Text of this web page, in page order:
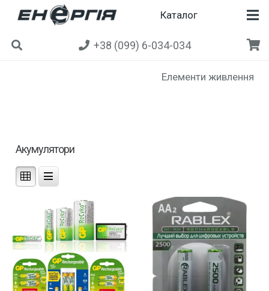
Каталог
+38 (099) 6-034-034
Елементи живлення
Акумулятори